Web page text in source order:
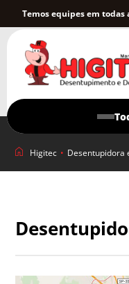
Higitec • Desentupidora
Temos equipes em todas